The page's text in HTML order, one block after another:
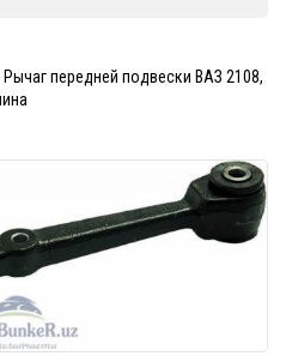
Рычаг передней подвески ВАЗ 2108,